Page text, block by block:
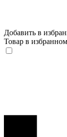
Добавить в
Товар в избранном